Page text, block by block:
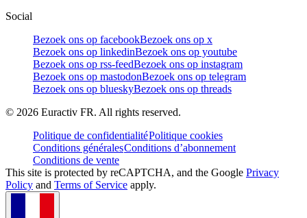
Social
Bezoek ons op facebookBezoek ons op x
Bezoek ons op linkedinBezoek ons op youtube
Bezoek ons op rss-feedBezoek ons op instagram
Bezoek ons op mastodonBezoek ons op telegram
Bezoek ons op blueskyBezoek ons op threads
© 2026 Euractiv FR. All rights reserved.
Politique de confidentialitéPolitique cookies
Conditions généralesConditions d’abonnement
Conditions de vente
This site is protected by reCAPTCHA, and the Google Privacy
Policy and Terms of Service apply.